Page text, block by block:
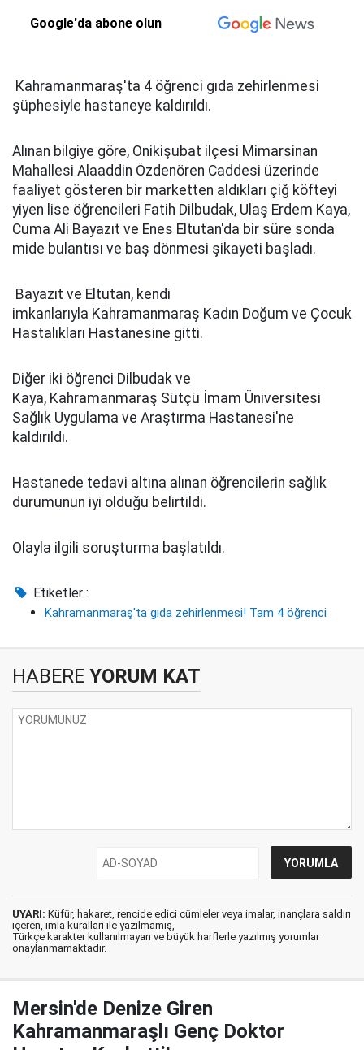
Google'da abone olun
Kahramanmaraş'ta 4 öğrenci gıda zehirlenmesi
şüphesiyle hastaneye kaldırıldı.
Alınan bilgiye göre, Onikişubat ilçesi Mimarsinan
Mahallesi Alaaddin Özdenören Caddesi üzerinde
faaliyet gösteren bir marketten aldıkları çiğ köfteyi
yiyen lise öğrencileri Fatih Dilbudak, Ulaş Erdem Kaya,
Cuma Ali Bayazıt ve Enes Eltutan'da bir süre sonda
mide bulantısı ve baş dönmesi şikayeti başladı.
Bayazıt ve Eltutan, kendi
imkanlarıyla Kahramanmaraş Kadın Doğum ve Çocuk
Hastalıkları Hastanesine gitti.
Diğer iki öğrenci Dilbudak ve
Kaya, Kahramanmaraş Sütçü İmam Üniversitesi
Sağlık Uygulama ve Araştırma Hastanesi'ne
kaldırıldı.
Hastanede tedavi altına alınan öğrencilerin sağlık
durumunun iyi olduğu belirtildi.
Olayla ilgili soruşturma başlatıldı.
Etiketler :
Kahramanmaraş'ta gıda zehirlenmesi! Tam 4 öğrenci
HABERE YORUM KAT
UYARI: Küfür, hakaret, rencide edici cümleler veya imalar, inançlara saldırı
içeren, imla kuralları ile yazılmamış,
Türkçe karakter kullanılmayan ve büyük harflerle yazılmış yorumlar
onaylanmamaktadır.
Mersin'de Denize Giren
Kahramanmaraşlı Genç Doktor